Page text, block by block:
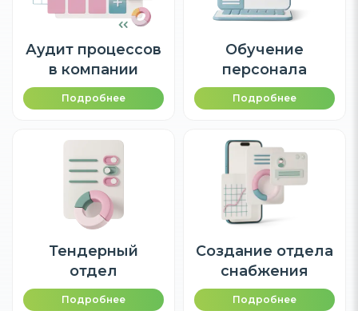
Аудит процессов
в компании
Подробнее
Обучение
персонала
Подробнее
Тендерный
отдел
Подробнее
Создание отдела
снабжения
Подробнее